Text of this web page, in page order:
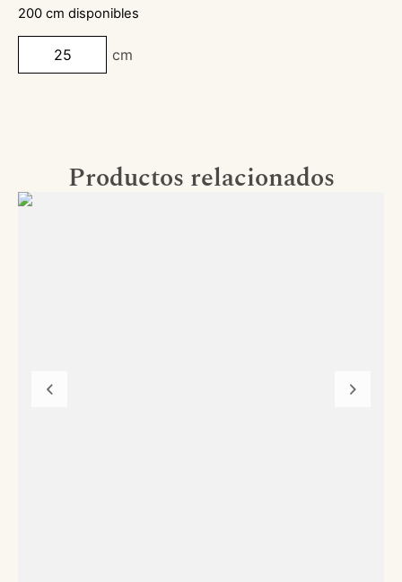
200 cm disponibles
cm
Productos relacionados